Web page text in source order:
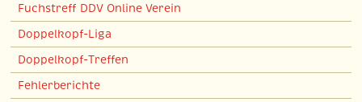
Fuchstreff DDV Online Verein
Doppelkopf-Liga
Doppelkopf-Treffen
Fehlerberichte